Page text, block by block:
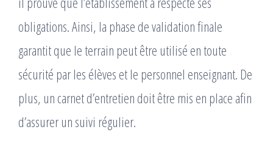
obligations. Ainsi, la phase de validation finale
garantit que le terrain peut être utilisé en toute
sécurité par les élèves et le personnel enseignant. De
plus, un carnet d’entretien doit être mis en place afin
d’assurer un suivi régulier.